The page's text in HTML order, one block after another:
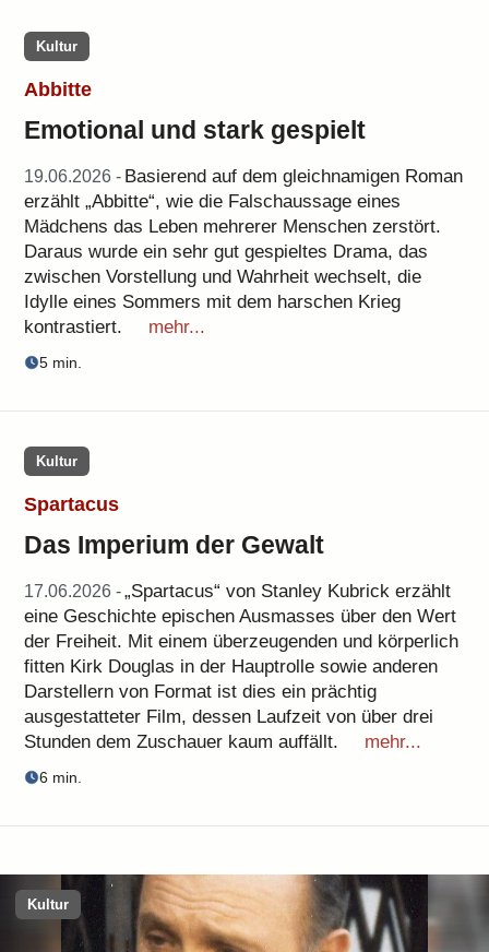
Kultur
Abbitte
Emotional und stark gespielt
19.06.2026 - Basierend auf dem gleichnamigen Roman
erzählt „Abbitte“, wie die Falschaussage eines
Mädchens das Leben mehrerer Menschen zerstört.
Daraus wurde ein sehr gut gespieltes Drama, das
zwischen Vorstellung und Wahrheit wechselt, die
Idylle eines Sommers mit dem harschen Krieg
kontrastiert.
mehr...
5 min.
Kultur
Spartacus
Das Imperium der Gewalt
17.06.2026 -„Spartacus“ von Stanley Kubrick erzählt
eine Geschichte epischen Ausmasses über den Wert
der Freiheit. Mit einem überzeugenden und körperlich
fitten Kirk Douglas in der Hauptrolle sowie anderen
Darstellern von Format ist dies ein prächtig
ausgestatteter Film, dessen Laufzeit von über drei
Stunden dem Zuschauer kaum auffällt.
mehr...
6 min.
Kultur